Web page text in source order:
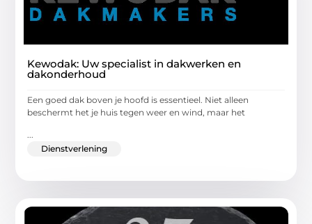
Kewodak: Uw specialist in dakwerken en
dakonderhoud
Een goed dak boven je hoofd is essentieel. Niet alleen
beschermt het je huis tegen weer en wind, maar het
...
Dienstverlening